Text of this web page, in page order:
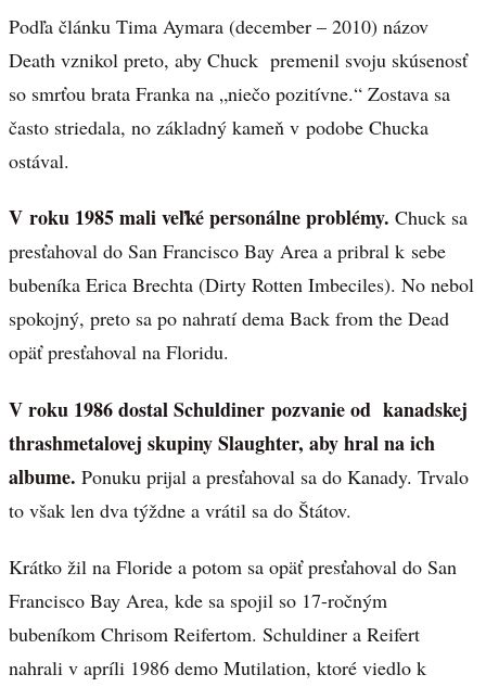
Podľa článku Tima Aymara (december – 2010) názov
Death vznikol preto, aby Chuck premenil svoju skúsenosť
so smrťou brata Franka na „niečo pozitívne.“ Zostava sa
často striedala, no základný kameň v podobe Chucka
ostával.
V roku 1985 mali veľké personálne problémy. Chuck sa
presťahoval do San Francisco Bay Area a pribral k sebe
bubeníka Erica Brechta (Dirty Rotten Imbeciles). No nebol
spokojný, preto sa po nahratí dema Back from the Dead
opäť presťahoval na Floridu.
V roku 1986 dostal Schuldiner pozvanie od kanadskej
thrashmetalovej skupiny Slaughter, aby hral na ich
albume. Ponuku prijal a presťahoval sa do Kanady. Trvalo
to však len dva týždne a vrátil sa do Štátov.
Krátko žil na Floride a potom sa opäť presťahoval do San
Francisco Bay Area, kde sa spojil so 17-ročným
bubeníkom Chrisom Reifertom. Schuldiner a Reifert
nahrali v apríli 1986 demo Mutilation, ktoré viedlo k